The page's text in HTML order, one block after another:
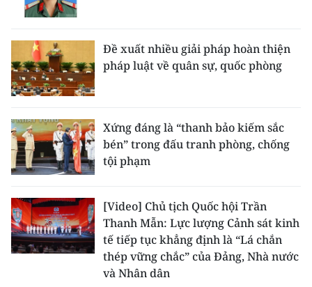
Đề xuất nhiều giải pháp hoàn thiện
pháp luật về quân sự, quốc phòng
Xứng đáng là “thanh bảo kiếm sắc
bén” trong đấu tranh phòng, chống
tội phạm
[Video] Chủ tịch Quốc hội Trần
Thanh Mẫn: Lực lượng Cảnh sát kinh
tế tiếp tục khẳng định là “Lá chắn
thép vững chắc” của Đảng, Nhà nước
và Nhân dân